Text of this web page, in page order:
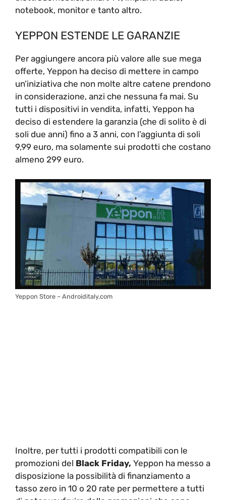
notebook, monitor e tanto altro.
YEPPON ESTENDE LE GARANZIE
Per aggiungere ancora più valore alle sue mega
offerte, Yeppon ha deciso di mettere in campo
un’iniziativa che non molte altre catene prendono
in considerazione, anzi che nessuna fa mai. Su
tutti i dispositivi in vendita, infatti, Yeppon ha
deciso di estendere la garanzia (che di solito è di
soli due anni) fino a 3 anni, con l’aggiunta di soli
9,99 euro, ma solamente sui prodotti che costano
almeno 299 euro.
Yeppon Store – Androiditaly.com
Inoltre, per tutti i prodotti compatibili con le
promozioni del Black Friday, Yeppon ha messo a
disposizione la possibilità di finanziamento a
tasso zero in 10 o 20 rate per permettere a tutti